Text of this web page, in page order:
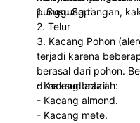
punggung tangan,
1. Susu Sapi
2. Telur
3. Kacang Pohon
terjadi karena
berasal dari pohon.
dimaksud adalah:
- Kacang brazil.
- Kacang almond.
- Kacang mete.